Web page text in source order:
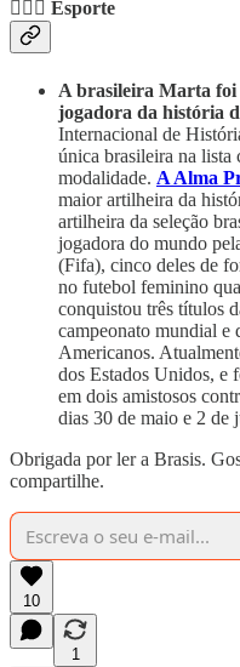
🏃🏾‍♀️ Esporte
A brasileira Marta foi
jogadora da história
Internacional de
única brasileira na lista
modalidade. A Alma
maior artilheira da
artilheira da seleção
jogadora do mundo
(Fifa), cinco deles de
no futebol feminino
conquistou três títulos
campeonato mundial e
Americanos.
dos Estados Unidos, e
em dois amistosos
dias 30 de maio e 2 de
Obrigada por ler a Brasis.
compartilhe.
10
1